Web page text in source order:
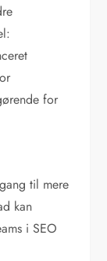
for
til mere
kan
i SEO